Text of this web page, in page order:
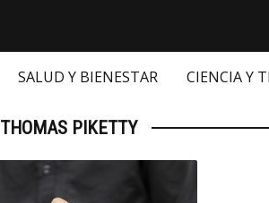
SALUD Y BIENESTAR CIENCIA Y
THOMAS PIKETTY